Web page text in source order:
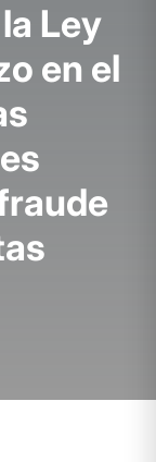
la Ley
o en el
s
es
raude
as